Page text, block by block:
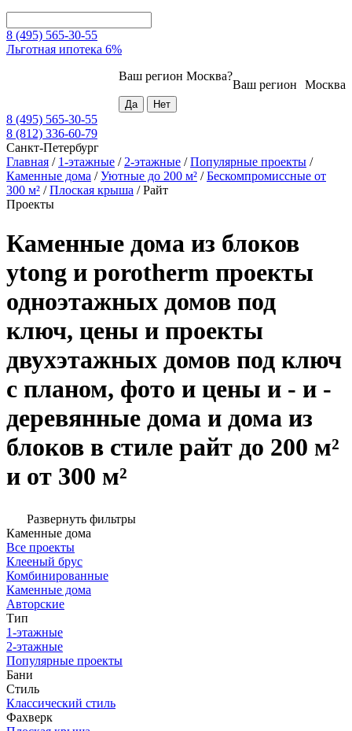
8 (495) 565-30-55
Льготная ипотека 6%
Москва
Ваш регион
Ваш регион Москва?
8 (495) 565-30-55
8 (812) 336-60-79
Санкт-Петербург
Главная / 1-этажные / 2-этажные /Популярные проекты /
Каменные дома /Уютные до 200 м² /Бескомпромиссные от
300 м² /Плоская крыша /Райт
Проекты
Каменные дома из блоков
ytong и porotherm проекты
одноэтажных домов под
ключ, цены и проекты
двухэтажных домов под ключ
с планом, фото и цены и - и -
деревянные дома и дома из
блоков в стиле райт до 200 м²
и от 300 м²
Развернуть фильтры
Каменные дома
Все проекты
Клееный брус
Комбинированные
Каменные дома
Авторские
Тип
1-этажные
2-этажные
Популярные проекты
Бани
Стиль
Классический стиль
Фахверк